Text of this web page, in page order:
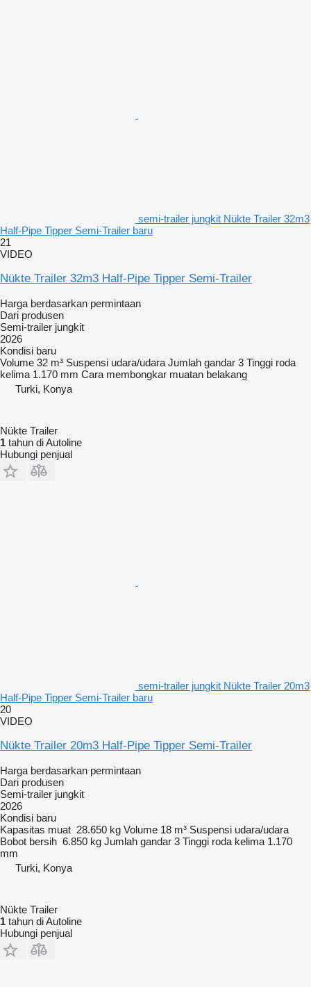
semi-trailer jungkit Nükte Trailer 32m3
Half-Pipe Tipper Semi-Trailer baru
21
VIDEO
Nükte Trailer 32m3 Half-Pipe Tipper Semi-Trailer
Harga berdasarkan permintaan
Dari produsen
Semi-trailer jungkit
2026
Kondisi baru
Volume 32 m³ Suspensi udara/udara Jumlah gandar 3 Tinggi roda
kelima 1.170 mm Cara membongkar muatan belakang
Turki, Konya
Nükte Trailer
1 tahun di Autoline
Hubungi penjual
semi-trailer jungkit Nükte Trailer 20m3
Half-Pipe Tipper Semi-Trailer baru
20
VIDEO
Nükte Trailer 20m3 Half-Pipe Tipper Semi-Trailer
Harga berdasarkan permintaan
Dari produsen
Semi-trailer jungkit
2026
Kondisi baru
Kapasitas muat 28.650 kg Volume 18 m³ Suspensi udara/udara
Bobot bersih 6.850 kg Jumlah gandar 3 Tinggi roda kelima 1.170
mm
Turki, Konya
Nükte Trailer
1 tahun di Autoline
Hubungi penjual